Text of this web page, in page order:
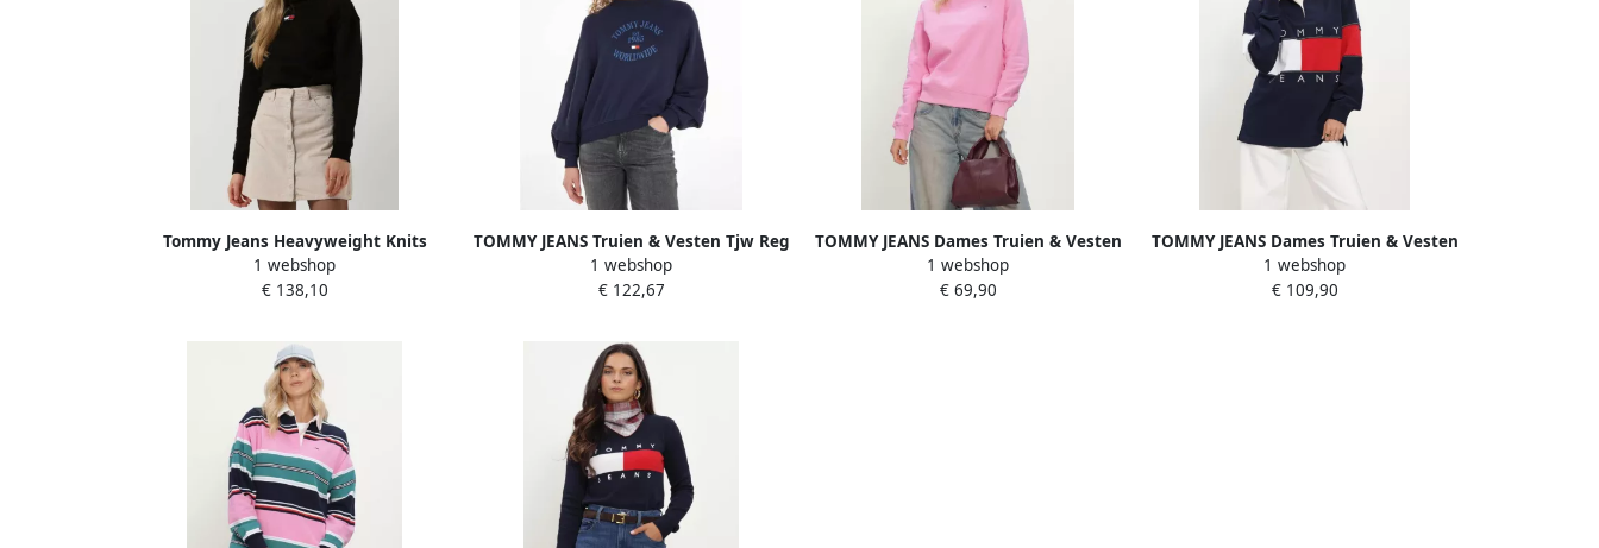
Tommy Jeans Heavyweight Knits
Coltrui Dames Truien Black Dames
1 webshop
€ 138,10
TOMMY JEANS Truien & Vesten Tjw Reg
Serif Linear Hoodie Donkerblauw
1 webshop
€ 122,67
TOMMY JEANS Dames Truien & Vesten
Tjw Reg S Flag Crew Roze
1 webshop
€ 69,90
TOMMY JEANS Dames Truien & Vesten
Tjw Ovs Flag Rugby Ext Donkerblauw
1 webshop
€ 109,90